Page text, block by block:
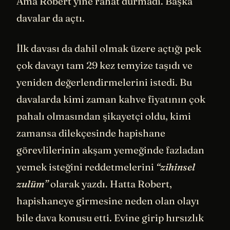
davalar da açtı.
İlk davası da dahil olmak üzere açtığı pek
çok davayı tam 29 kez temyize taşıdı ve
yeniden değerlendirmelerini istedi. Bu
davalarda kimi zaman kahve fiyatının çok
pahalı olmasından şikayetçi oldu, kimi
zamansa dilekçesinde hapishane
görevlilerinin akşam yemeğinde fazladan
yemek isteğini reddetmelerini “zihinsel
zulüm”olarak yazdı. Hatta Robert,
hapishaneye girmesine neden olan olayı
bile dava konusu etti. Evine girip hırsızlık